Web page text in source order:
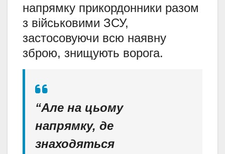
напрямку прикордонники разом
з військовими ЗСУ,
застосовуючи всю наявну
зброю, знищують ворога.
“Але на цьому
напрямку, де
знаходяться